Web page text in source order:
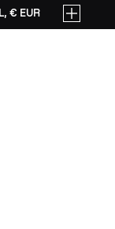
€ EUR